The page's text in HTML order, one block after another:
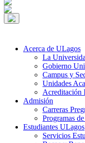
Acerca de ULagos
La
Gobierno
Campus y
Unidades
Acreditación
Admisión
Carreras
Programas
Estudiantes ULagos
Servicios